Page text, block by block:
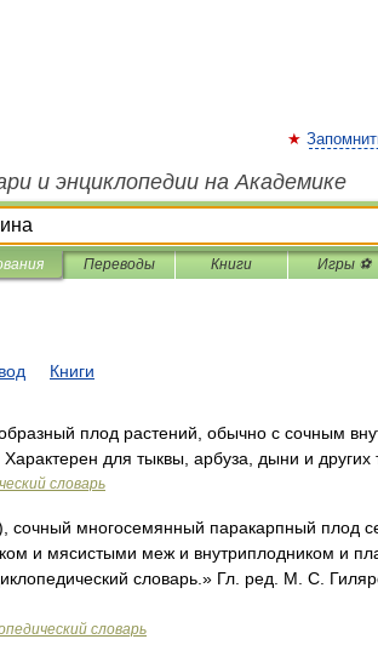
и энциклопедии на Академике
Переводы Книги Игры ⚽
Книги
плод растений, обычно с сочным
для тыквы, арбуза, дыни и других
словарь
сочный многосемянный паракарпный плод
и мясистыми меж и внутриплодником и
словарь.» Гл. ред. М. С.
словарь